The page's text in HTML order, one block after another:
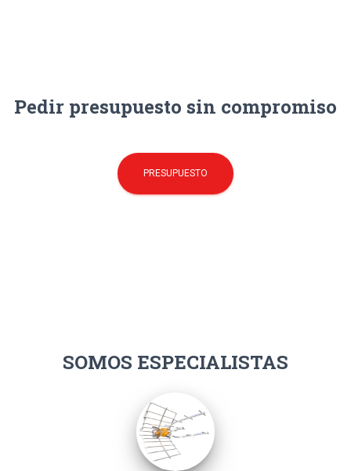
Pedir presupuesto sin compromiso
PRESUPUESTO
SOMOS ESPECIALISTAS